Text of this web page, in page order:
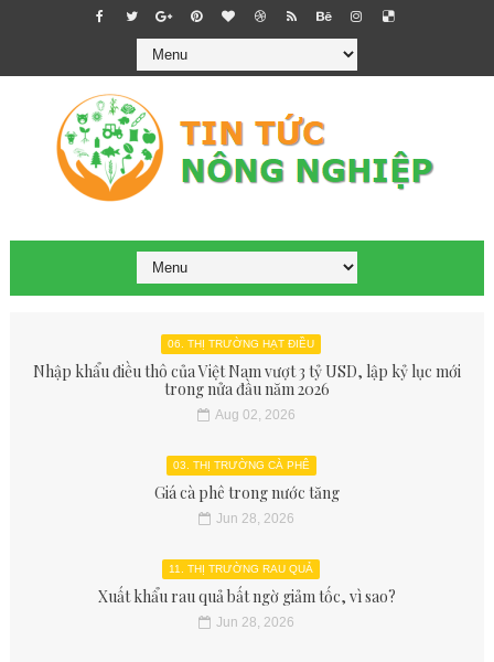
06. THỊ TRƯỜNG HẠT ĐIỀU
Nhập khẩu điều thô của Việt Nam vượt 3 tỷ USD, lập kỷ lục mới
trong nửa đầu năm 2026
Aug 02, 2026
03. THỊ TRƯỜNG CÀ PHÊ
Giá cà phê trong nước tăng
Jun 28, 2026
11. THỊ TRƯỜNG RAU QUẢ
Xuất khẩu rau quả bất ngờ giảm tốc, vì sao?
Jun 28, 2026